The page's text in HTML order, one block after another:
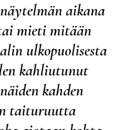
aikana
mieti mitään
ulkopuolisesta
kahliutunut
kahden
taituruutta